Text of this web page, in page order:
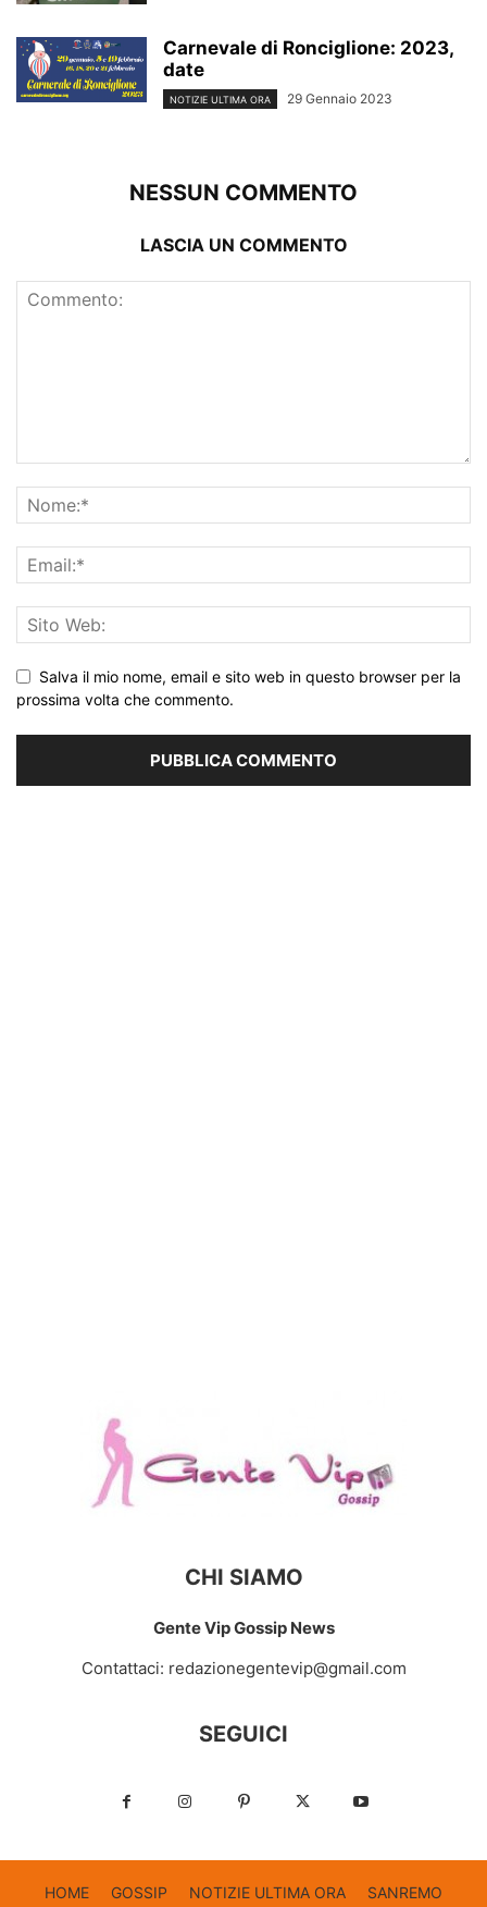
Carnevale di Ronciglione: 2023,
date
NOTIZIE ULTIMA ORA 29 Gennaio 2023
NESSUN COMMENTO
LASCIA UN COMMENTO
Salva il mio nome, email e sito web in questo browser per la
prossima volta che commento.
CHI SIAMO
Gente Vip Gossip News
Contattaci: redazionegentevip@gmail.com
SEGUICI
HOME GOSSIP NOTIZIE ULTIMA ORA SANREMO